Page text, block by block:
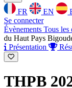
FR EN
Se connecter
Évènements Tous les
du Haut Pays
Présentation
THPB